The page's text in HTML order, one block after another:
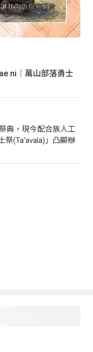
ni｜萬山部落勇士
典，現今配合族人工
(Ta‘avala)」凸顯辦